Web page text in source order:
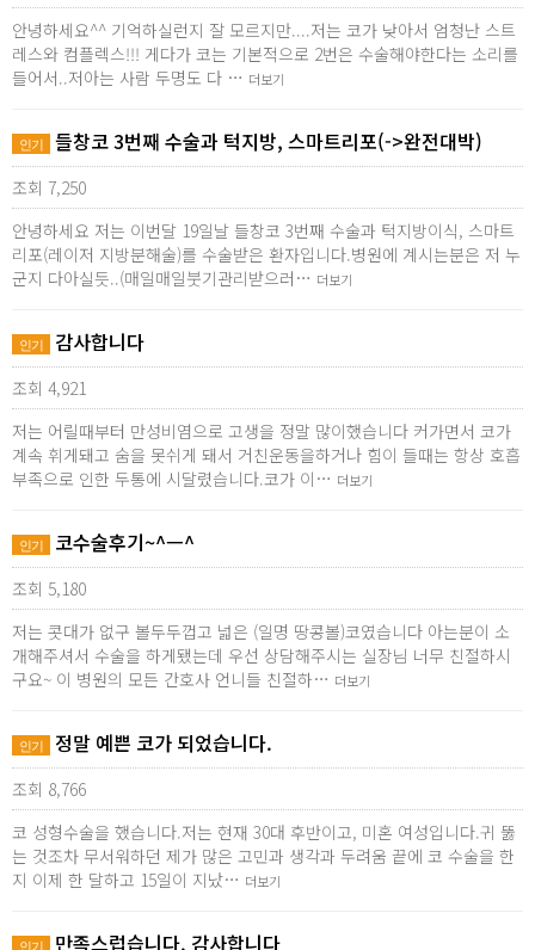
안녕하세요^^ 기억하실런지 잘 모르지만....저는 코가 낮아서 엄청난 스트
레스와 컴플렉스!!! 게다가 코는 기본적으로 2번은 수술해야한다는 소리를
들어서..저아는 사람 두명도 다 … 더보기
인기 들창코 3번째 수술과 턱지방, 스마트리포(->완전대박)
조회 7,250
안녕하세요 저는 이번달 19일날 들창코 3번째 수술과 턱지방이식, 스마트
리포(레이저 지방분해술)를 수술받은 환자입니다.병원에 계시는분은 저 누
군지 다아실듯..(매일매일붓기관리받으러… 더보기
인기 감사합니다
조회 4,921
저는 어릴때부터 만성비염으로 고생을 정말 많이했습니다 커가면서 코가
계속 휘게돼고 숨을 못쉬게 돼서 거친운동을하거나 힘이 들때는 항상 호흡
부족으로 인한 두통에 시달렸습니다.코가 이… 더보기
인기 코수술후기~^ㅡ^
조회 5,180
저는 콧대가 없구 볼두두껍고 넓은 (일명 땅콩볼)코였습니다 아는분이 소
개해주셔서 수술을 하게됐는데 우선 상담해주시는 실장님 너무 친절하시
구요~ 이 병원의 모든 간호사 언니들 친절하… 더보기
인기 정말 예쁜 코가 되었습니다.
조회 8,766
코 성형수술을 했습니다.저는 현재 30대 후반이고, 미혼 여성입니다.귀 뚫
는 것조차 무서워하던 제가 많은 고민과 생각과 두려움 끝에 코 수술을 한
지 이제 한 달하고 15일이 지났… 더보기
인기 만족스럽습니다. 감사합니다